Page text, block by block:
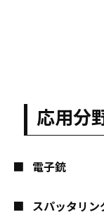
応用分
電子銃
スパッタリン